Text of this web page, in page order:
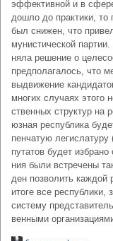
эф­фек­тив­ной и в
дош­ло до прак­ти­ки, то
был сни­жен, что
му­ни­сти­че­ской
ня­ла ре­ше­ние о
пред­по­ла­га­лось, что
вы­дви­же­ние
мно­гих слу­ча­ях
ст­вен­ных струк­тур на
юз­ная рес­пуб­ли­ка
пен­ча­тую
пу­та­тов бу­дет
ния бы­ли встре­че­ны
ден по­зво­лить ка­ж­дой
ито­ге все
сис­те­му
вен­ны­ми